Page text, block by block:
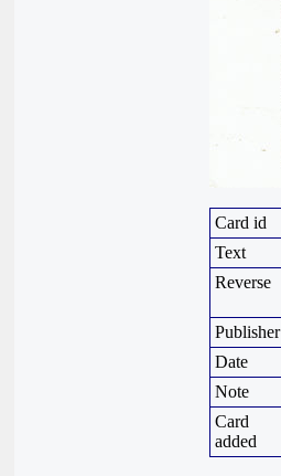
Card id
Text
Reverse
Publisher
Date
Note
Card
added